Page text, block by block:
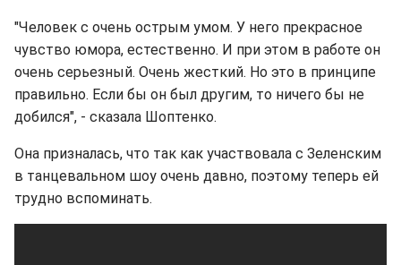
"Человек с очень острым умом. У него прекрасное
чувство юмора, естественно. И при этом в работе он
очень серьезный. Очень жесткий. Но это в принципе
правильно. Если бы он был другим, то ничего бы не
добился", - сказала Шоптенко.
Она призналась, что так как участвовала с Зеленским
в танцевальном шоу очень давно, поэтому теперь ей
трудно вспоминать.